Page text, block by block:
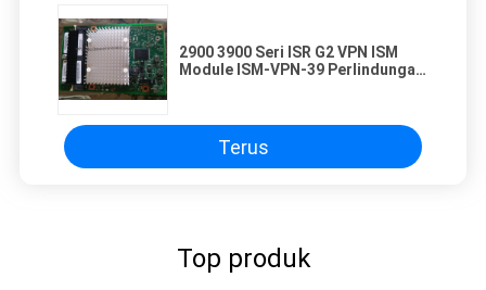
2900 3900 Seri ISR ​​G2 VPN ISM
Module ISM-VPN-39 Perlindungan
Terus
Top produk